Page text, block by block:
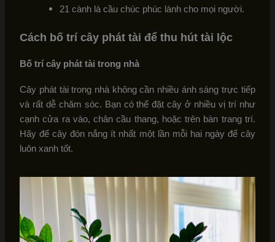
21 cành là cầu chúc phúc lành cho mọi người.
Cách bố trí cây phát tài để thu hút tài lộc
Bố trí cây phát tài trong nhà
Cây phát tài trong nhà không cần nhiều ánh sáng trực tiếp
và rất dễ chăm sóc. Bạn có thể đặt cây ở nhiều vị trí như
cạnh cửa ra vào, chân cầu thang, hoặc trên bàn trang trí.
Hãy để cây đón nắng ít nhất một lần mỗi hai ngày để cây
luôn xanh tốt.